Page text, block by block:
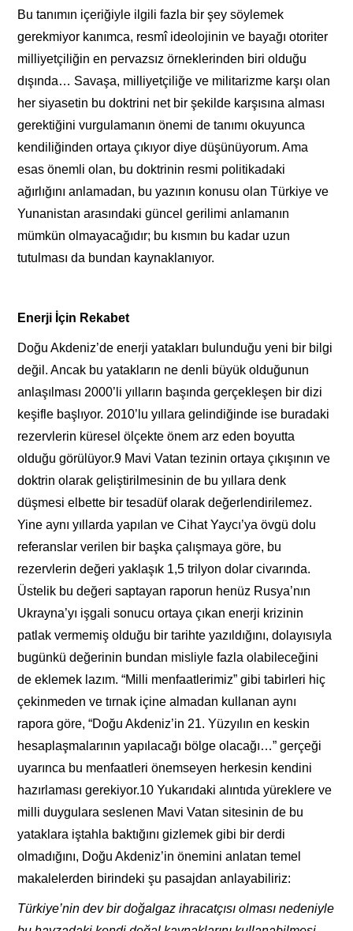
Bu tanımın içeriğiyle ilgili fazla bir şey söylemek
gerekmiyor kanımca, resmî ideolojinin ve bayağı otoriter
milliyetçiliğin en pervazsız örneklerinden biri olduğu
dışında… Savaşa, milliyetçiliğe ve militarizme karşı olan
her siyasetin bu doktrini net bir şekilde karşısına alması
gerektiğini vurgulamanın önemi de tanımı okuyunca
kendiliğinden ortaya çıkıyor diye düşünüyorum. Ama
esas önemli olan, bu doktrinin resmi politikadaki
ağırlığını anlamadan, bu yazının konusu olan Türkiye ve
Yunanistan arasındaki güncel gerilimi anlamanın
mümkün olmayacağıdır; bu kısmın bu kadar uzun
tutulması da bundan kaynaklanıyor.
Enerji İçin Rekabet
Doğu Akdeniz’de enerji yatakları bulunduğu yeni bir bilgi
değil. Ancak bu yatakların ne denli büyük olduğunun
anlaşılması 2000’li yılların başında gerçekleşen bir dizi
keşifle başlıyor. 2010’lu yıllara gelindiğinde ise buradaki
rezervlerin küresel ölçekte önem arz eden boyutta
olduğu görülüyor.9 Mavi Vatan tezinin ortaya çıkışının ve
doktrin olarak geliştirilmesinin de bu yıllara denk
düşmesi elbette bir tesadüf olarak değerlendirilemez.
Yine aynı yıllarda yapılan ve Cihat Yaycı’ya övgü dolu
referanslar verilen bir başka çalışmaya göre, bu
rezervlerin değeri yaklaşık 1,5 trilyon dolar civarında.
Üstelik bu değeri saptayan raporun henüz Rusya’nın
Ukrayna’yı işgali sonucu ortaya çıkan enerji krizinin
patlak vermemiş olduğu bir tarihte yazıldığını, dolayısıyla
bugünkü değerinin bundan misliyle fazla olabileceğini
de eklemek lazım. “Milli menfaatlerimiz” gibi tabirleri hiç
çekinmeden ve tırnak içine almadan kullanan aynı
rapora göre, “Doğu Akdeniz’in 21. Yüzyılın en keskin
hesaplaşmalarının yapılacağı bölge olacağı…” gerçeği
uyarınca bu menfaatleri önemseyen herkesin kendini
hazırlaması gerekiyor.10 Yukarıdaki alıntıda yüreklere ve
milli duygulara seslenen Mavi Vatan sitesinin de bu
yataklara iştahla baktığını gizlemek gibi bir derdi
olmadığını, Doğu Akdeniz’in önemini anlatan temel
makalelerden birindeki şu pasajdan anlayabiliriz:
Türkiye’nin dev bir doğalgaz ihracatçısı olması nedeniyle